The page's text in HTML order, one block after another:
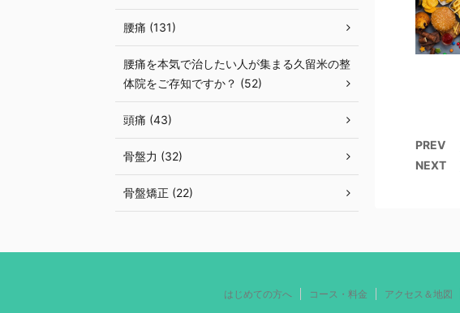
PREV
NEXT
腰痛 (131)
腰痛を本気で治したい人が集まる久留米の整
体院をご存知ですか？ (52)
頭痛 (43)
骨盤力 (32)
骨盤矯正 (22)
はじめての方へ コース・料金 アクセス＆地図